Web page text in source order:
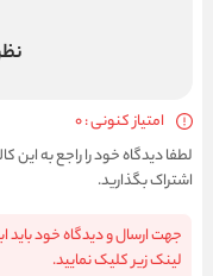
امتیاز کنونی : 0
لطفا دیدگاه خود را راجع به این
اشتراک بگذارید.
جهت ارسال و دیدگاه خود باید
لینک زیر کلیک نمایید.